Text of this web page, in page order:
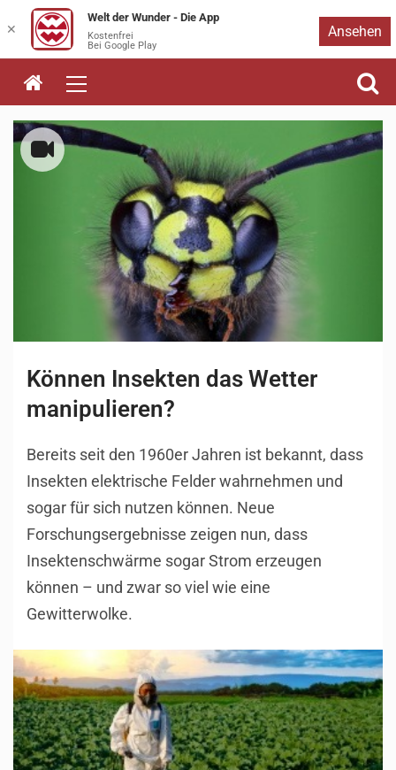
Zum
Inhalt
springen
Können Insekten das Wetter
manipulieren?
Bereits seit den 1960er Jahren ist bekannt, dass
Insekten elektrische Felder wahrnehmen und
sogar für sich nutzen können. Neue
Forschungsergebnisse zeigen nun, dass
Insektenschwärme sogar Strom erzeugen
können – und zwar so viel wie eine
Gewitterwolke.
✕
Welt der Wunder - Die App
Kostenfrei
Bei Google Play
Ansehen